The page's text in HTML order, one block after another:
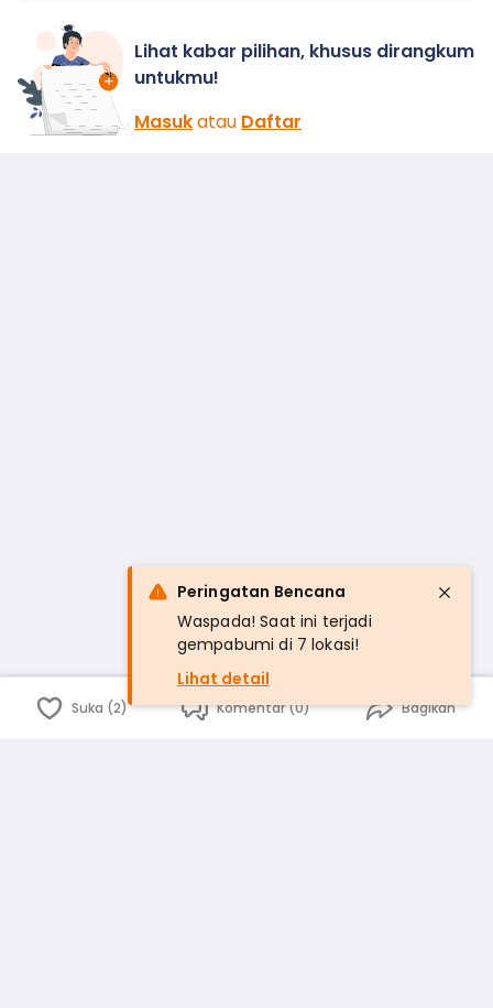
Lihat kabar pilihan, khusus dirangkum
untukmu!
Masukatau Daftar
Suka (2) Komentar (0) Bagikan
Peringatan Bencana
Waspada! Saat ini terjadi
gempabumi di 7 lokasi!
Lihat detail